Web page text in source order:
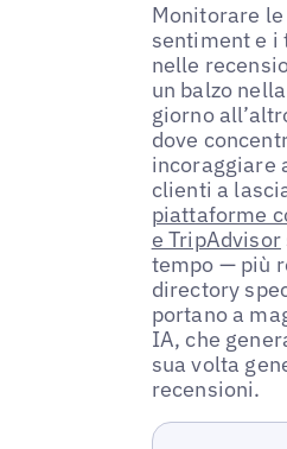
Monitorare
sentiment e
nelle
un balzo
giorno
dove
incoraggiare
clienti a
piattaforme
e TripAdvisor
tempo — più
directory
portano a
IA, che
sua volta
recensioni.